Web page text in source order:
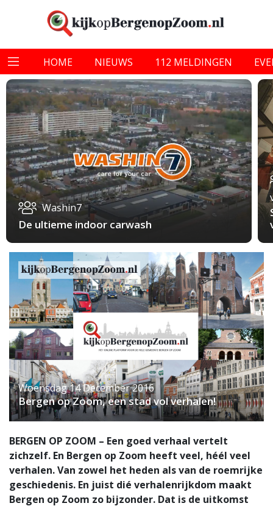
HOME NIEUWS 112 MELDINGEN
Washin7
De ultieme indoor carwash
Woensdag 14 December 2016
Bergen op Zoom, een stad vol verhalen!
BERGEN OP ZOOM – Een goed verhaal vertelt
zichzelf. En Bergen op Zoom heeft veel, héél veel
verhalen. Van zowel het heden als van de roemrijke
geschiedenis. En juist dié verhalenrijkdom maakt
Bergen op Zoom zo bijzonder. Dat is de uitkomst